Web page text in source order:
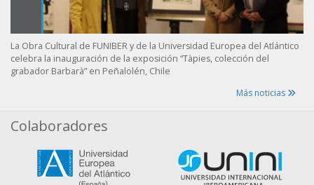
La Obra Cultural de FUNIBER y de la Universidad Europea del Atlántico
celebra la inauguración de la exposición “Tàpies, colección del
grabador Barbarà” en Peñalolén, Chile
Más noticias
Colaboradores